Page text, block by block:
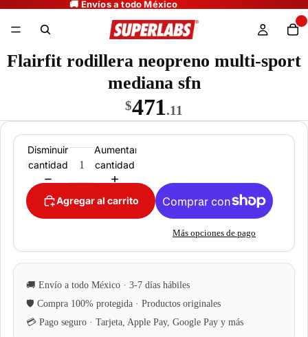
Flairfit rodillera neopreno multi-sport
mediana sfn
$471.11
Disminuir
cantidad
Aumentar
cantidad
Agregar al carrito
Más opciones de pago